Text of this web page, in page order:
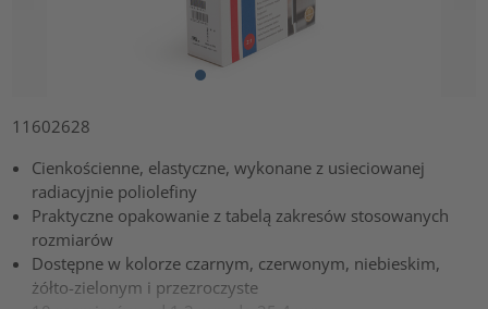
11602628
Cienkościenne, elastyczne, wykonane z usieciowanej
radiacyjnie poliolefiny
Praktyczne opakowanie z tabelą zakresów stosowanych
rozmiarów
Dostępne w kolorze czarnym, czerwonym, niebieskim,
żółto-zielonym i przezroczyste